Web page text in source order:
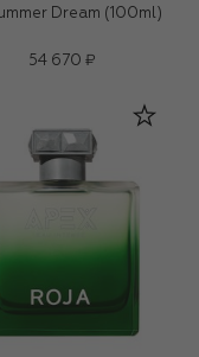
Dream (100ml)
54 670 ₽